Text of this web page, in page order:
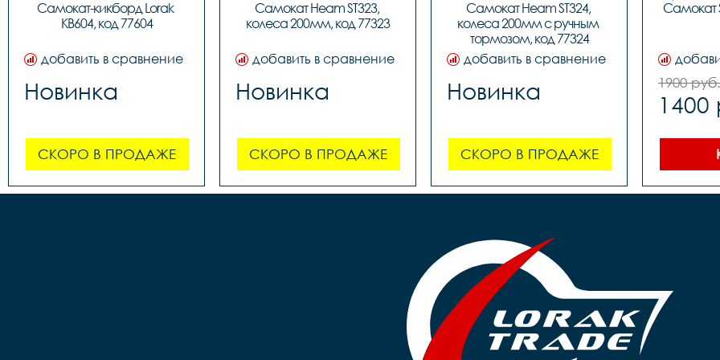
Самокат-кикборд Lorak
KB604, код 77604
добавить в сравнение
Новинка
СКОРО В ПРОДАЖЕ
Самокат Heam ST323,
колеса 200мм, код 77323
добавить в сравнение
Новинка
СКОРО В ПРОДАЖЕ
Самокат Heam ST324,
колеса 200мм с ручным
тормозом, код 77324
добавить в сравнение
Новинка
СКОРО В ПРОДАЖЕ
Возраст
руль с
Самокат
1900 руб.
1400